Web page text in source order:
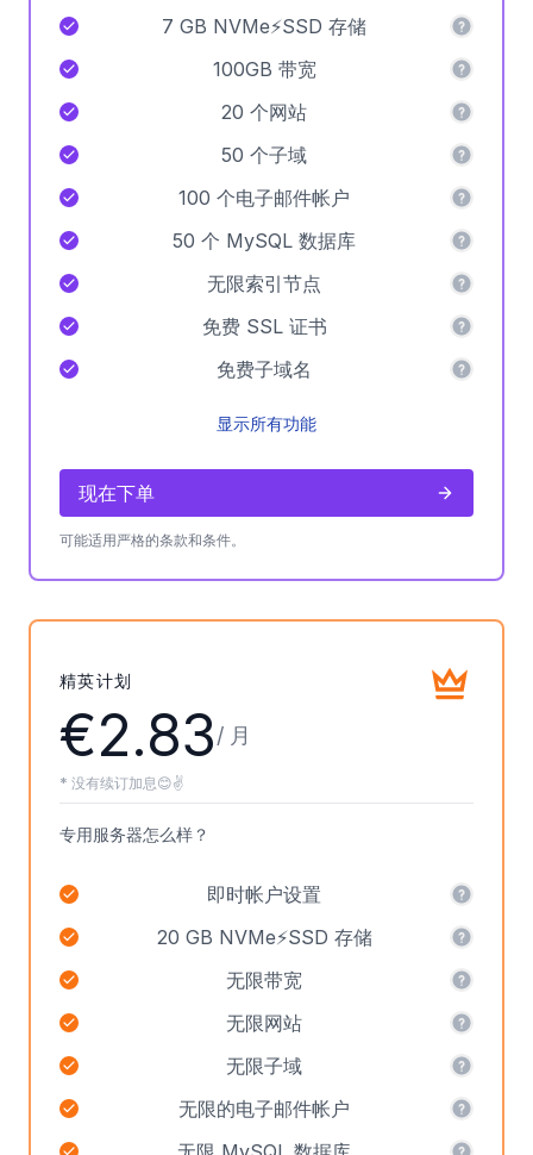
7 GB NVMe⚡SSD 存储
100GB 带宽
20 个网站
50 个子域
100 个电子邮件帐户
50 个 MySQL 数据库
无限索引节点
免费 SSL 证书
免费子域名
显示所有功能
现在下单
可能适用严格的条款和条件。
精英计划
€2.83/ 月
* 没有续订加息😊✌️
专用服务器怎么样？
即时帐户设置
20 GB NVMe⚡SSD 存储
无限带宽
无限网站
无限子域
无限的电子邮件帐户